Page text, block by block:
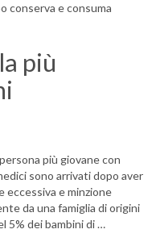
conserva e consuma
più
più giovane con
sono arrivati dopo aver
eccessiva e minzione
da una famiglia di origini
5% dei bambini di …